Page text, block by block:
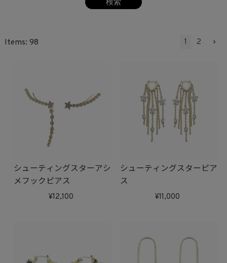
98 1 2
シューティングスターアシ
メフックピアス
12,100
シューティングスターピア
ス
11,000